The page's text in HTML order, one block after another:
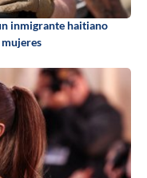
inmigrante haitiano
mujeres